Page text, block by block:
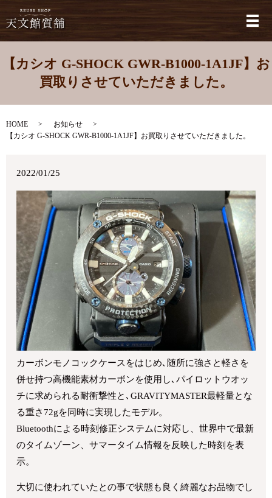
メ
【カシオ G-SHOCK GWR-B1000-1A1JF】お
買取りさせていただきました。
HOME
お知らせ
【カシオ G-SHOCK GWR-B1000-1A1JF】お買取りさせていただきました。
2022/01/25
カーボンモノコックケースをはじめ､随所に強さと軽さを
併せ持つ高機能素材カーボンを使用し､パイロットウオッ
チに求められる耐衝撃性と､GRAVITYMASTER最軽量とな
る重さ72gを同時に実現したモデル。
Bluetoothによる時刻修正システムに対応し、世界中で最新
のタイムゾーン、サマータイム情報を反映した時刻を表
示。
大切に使われていたとの事で状態も良く綺麗なお品物でし